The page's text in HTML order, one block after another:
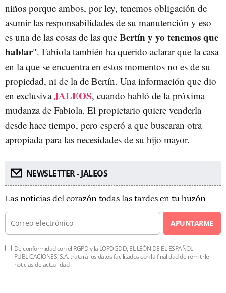
niños porque ambos, por ley, tenemos obligación de
asumir las responsabilidades de su manutención y eso
es una de las cosas de las que Bertín y yo tenemos que
hablar". Fabiola también ha querido aclarar que la casa
en la que se encuentra en estos momentos no es de su
propiedad, ni de la de Bertín. Una información que dio
en exclusivaJALEOS, cuando habló de la próxima
mudanza de Fabiola. El propietario quiere venderla
desde hace tiempo, pero esperó a que buscaran otra
apropiada para las necesidades de su hijo mayor.
NEWSLETTER - JALEOS
Las noticias del corazón todas las tardes en tu buzón
APUNTARME
De conformidad con el RGPD y la LOPDGDD, EL LEÓN DE EL ESPAÑOL
PUBLICACIONES, S.A. tratará los datos facilitados con la finalidad de remitirle
noticias de actualidad.